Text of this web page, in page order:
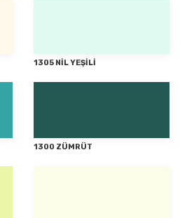
1305 NİL YEŞİLİ
1300 ZÜMRÜT